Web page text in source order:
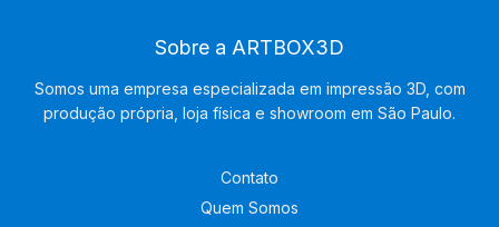
Sobre a ARTBOX3D
Somos uma empresa especializada em impressão 3D, com
produção própria, loja física e showroom em São Paulo.
Contato
Quem Somos